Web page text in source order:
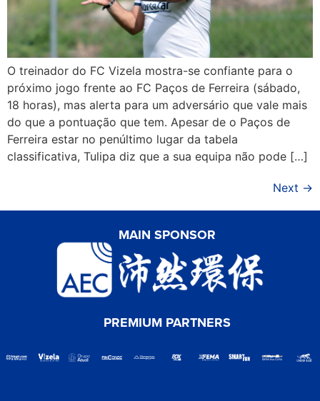
O treinador do FC Vizela mostra-se confiante para o
próximo jogo frente ao FC Paços de Ferreira (sábado,
18 horas), mas alerta para um adversário que vale mais
do que a pontuação que tem. Apesar de o Paços de
Ferreira estar no penúltimo lugar da tabela
classificativa, Tulipa diz que a sua equipa não pode […]
Next →
MAIN SPONSOR
PREMIUM PARTNERS